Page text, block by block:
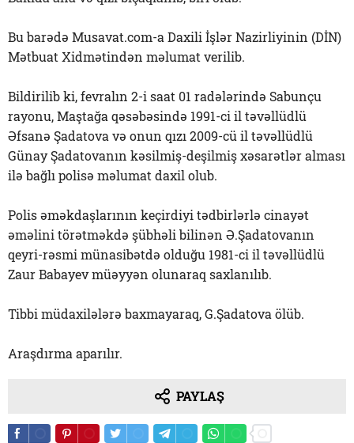
Bu barədə Musavat.com-a Daxili İşlər Nazirliyinin (DİN)
Mətbuat Xidmətindən məlumat verilib.
Bildirilib ki, fevralın 2-i saat 01 radələrində Sabunçu
rayonu, Maştağa qəsəbəsində 1991-ci il təvəllüdlü
Əfsanə Şadatova və onun qızı 2009-cü il təvəllüdlü
Günay Şadatovanın kəsilmiş-deşilmiş xəsarətlər alması
ilə bağlı polisə məlumat daxil olub.
Polis əməkdaşlarının keçirdiyi tədbirlərlə cinayət
əməlini törətməkdə şübhəli bilinən Ə.Şadatovanın
qeyri-rəsmi münasibətdə olduğu 1981-ci il təvəllüdlü
Zaur Babayev müəyyən olunaraq saxlanılıb.
Tibbi müdaxilələrə baxmayaraq, G.Şadatova ölüb.
Araşdırma aparılır.
PAYLAŞ